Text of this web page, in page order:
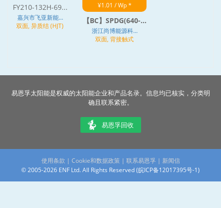
FY210-132H-69...
嘉兴市飞亚新能...
双面, 异质结 (HJT)
¥1.01 / Wp *
【BC】SPDG(640-...
浙江尚博能源科...
双面, 背接触式
易恩孚太阳能是权威的太阳能企业和产品名录。信息均已核实，分类明
确且联系紧密。
易恩孚回收
使用条款 | Cookie和数据政策| 联系易恩孚 | 新闻信
© 2005-2026 ENF Ltd. All Rights Reserved (皖ICP备12017395号-1)